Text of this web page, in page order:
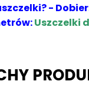
-
Uszczelki